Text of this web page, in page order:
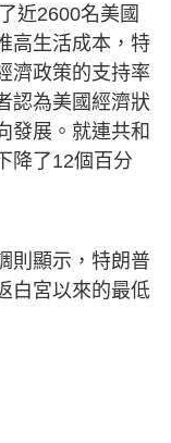
近2600名美國
高生活成本，特
濟政策的支持率
認為美國經濟狀
發展。就連共和
降了12個百分
則顯示，特朗普
白宮以來的最低